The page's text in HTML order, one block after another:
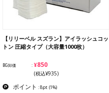
【リリーベル スズラン】アイラッシュコッ
トン 圧縮タイプ（大容量1000枚）
BG卸価 ¥850
(税込¥935)
ポイント : 8pt (1%)